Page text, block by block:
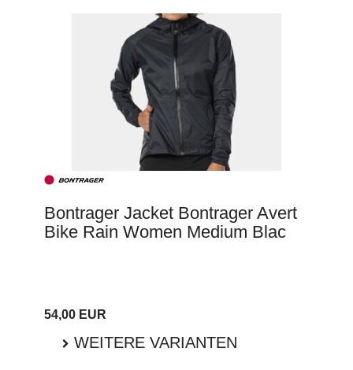
Bontrager Jacket Bontrager Avert
Bike Rain Women Medium Blac
54,00 EUR
WEITERE VARIANTEN